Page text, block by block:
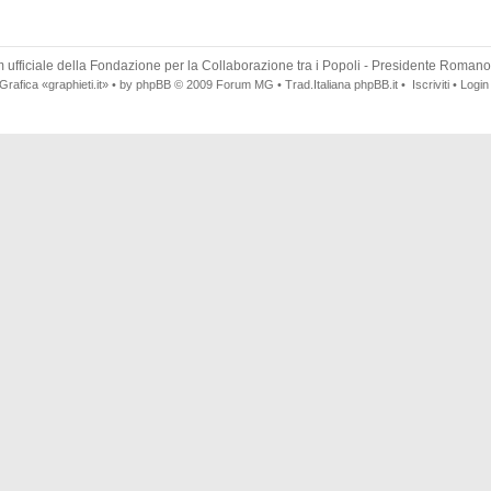
ufficiale della Fondazione per la Collaborazione tra i Popoli - Presidente
Grafica «graphieti.it» • by phpBB © 2009 Forum MG • Trad.Italiana phpBB.it • Iscriviti • Login